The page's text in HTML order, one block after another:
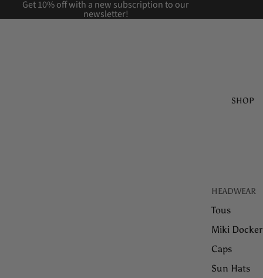
Get 10% off with a new subscription to our
newsletter!
SHOP
HEADWEAR
Tous
Miki Docker
Caps
Sun Hats